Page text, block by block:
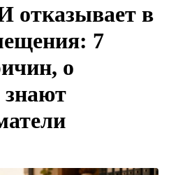
отказывает в
7
о